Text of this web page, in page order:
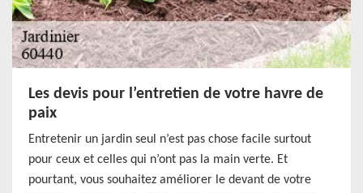
Les devis pour l’entretien de votre havre de
paix
Entretenir un jardin seul n’est pas chose facile surtout
pour ceux et celles qui n’ont pas la main verte. Et
pourtant, vous souhaitez améliorer le devant de votre